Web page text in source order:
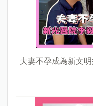
夫妻不孕成為新文